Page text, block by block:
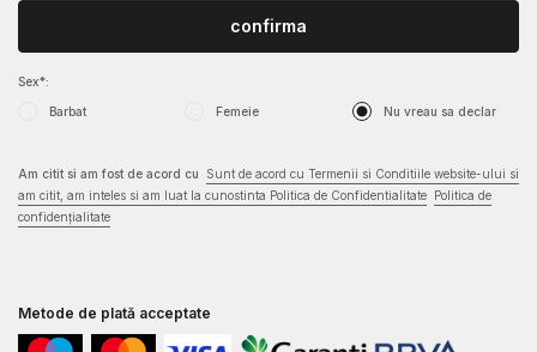
Sex*:
Barbat Femeie Nu vreau sa declar
confirma
Am citit si am fost de acord cu
Sunt de acord cu Termenii si Conditiile website-ului si
am citit, am inteles si am luat la cunostinta Politica de Confidentialitate Politica de
confidențialitate
Metode de plată acceptate